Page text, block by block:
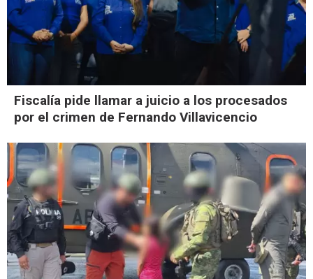
Fiscalía pide llamar a juicio a los procesados
por el crimen de Fernando Villavicencio